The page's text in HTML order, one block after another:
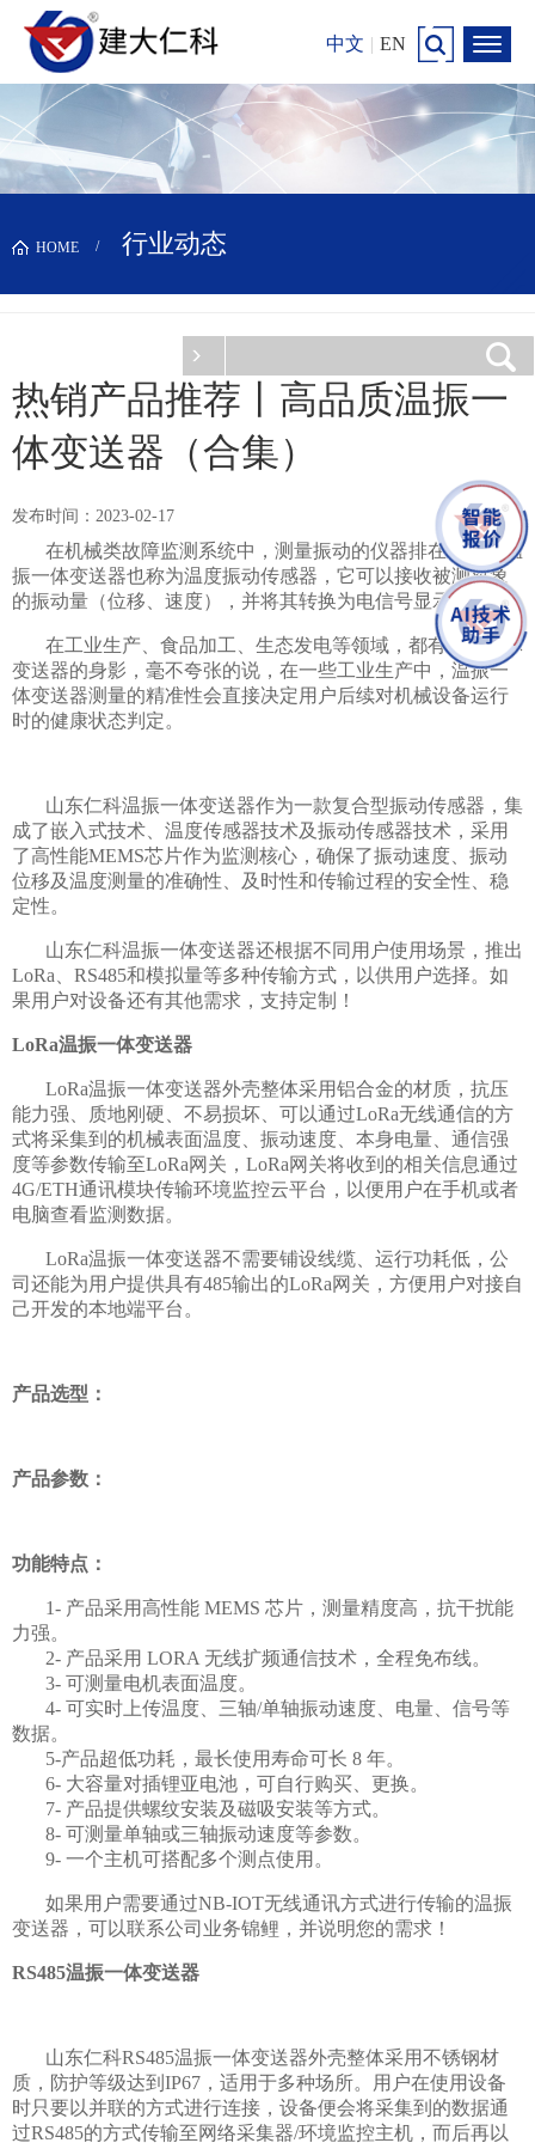
中文 | EN
HOME 行业动态
热销产品推荐丨高品质温振一
体变送器（合集）
发布时间：2023-02-17
在机械类故障监测系统中，测量振动的仪器排在前端。温
振一体变送器也称为温度振动传感器，它可以接收被测对象
的振动量（位移、速度），并将其转换为电信号显示出来。
在工业生产、食品加工、生态发电等领域，都有温振一体
变送器的身影，毫不夸张的说，在一些工业生产中，温振一
体变送器测量的精准性会直接决定用户后续对机械设备运行
时的健康状态判定。
山东仁科温振一体变送器作为一款复合型振动传感器，集
成了嵌入式技术、温度传感器技术及振动传感器技术，采用
了高性能MEMS芯片作为监测核心，确保了振动速度、振动
位移及温度测量的准确性、及时性和传输过程的安全性、稳
定性。
山东仁科温振一体变送器还根据不同用户使用场景，推出
LoRa、RS485和模拟量等多种传输方式，以供用户选择。如
果用户对设备还有其他需求，支持定制！
LoRa温振一体变送器
LoRa温振一体变送器外壳整体采用铝合金的材质，抗压
能力强、质地刚硬、不易损坏、可以通过LoRa无线通信的方
式将采集到的机械表面温度、振动速度、本身电量、通信强
度等参数传输至LoRa网关，LoRa网关将收到的相关信息通过
4G/ETH通讯模块传输环境监控云平台，以便用户在手机或者
电脑查看监测数据。
LoRa温振一体变送器不需要铺设线缆、运行功耗低，公
司还能为用户提供具有485输出的LoRa网关，方便用户对接自
己开发的本地端平台。
产品选型：
产品参数：
功能特点：
1- 产品采用高性能 MEMS 芯片，测量精度高，抗干扰能
力强。
2- 产品采用 LORA 无线扩频通信技术，全程免布线。
3- 可测量电机表面温度。
4- 可实时上传温度、三轴/单轴振动速度、电量、信号等
数据。
5-产品超低功耗，最长使用寿命可长 8 年。
6- 大容量对插锂亚电池，可自行购买、更换。
7- 产品提供螺纹安装及磁吸安装等方式。
8- 可测量单轴或三轴振动速度等参数。
9- 一个主机可搭配多个测点使用。
如果用户需要通过NB-IOT无线通讯方式进行传输的温振
变送器，可以联系公司业务锦鲤，并说明您的需求！
RS485温振一体变送器
山东仁科RS485温振一体变送器外壳整体采用不锈钢材
质，防护等级达到IP67，适用于多种场所。用户在使用设备
时只要以并联的方式进行连接，设备便会将采集到的数据通
过RS485的方式传输至网络采集器/环境监控主机，而后再以